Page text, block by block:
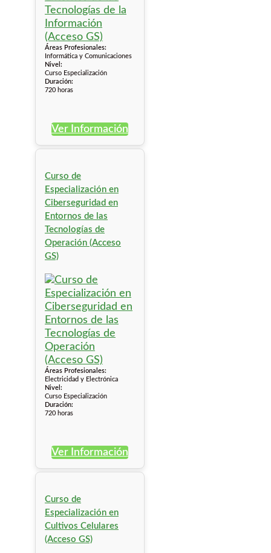
Áreas Profesionales:
Informática y Comunicaciones
Nivel:
Curso Especialización
Duración:
720 horas
Ver Información
Curso de
Especialización en
Ciberseguridad en
Entornos de las
Tecnologías de
Operación (Acceso
GS)
Áreas Profesionales:
Electricidad y Electrónica
Nivel:
Curso Especialización
Duración:
720 horas
Ver Información
Curso de
Especialización en
Cultivos Celulares
(Acceso GS)